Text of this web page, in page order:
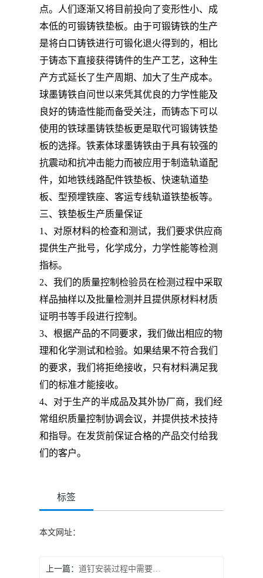
点。人们逐渐又将目前投向了变形性小、成
本低的可锻铸铁垫板。由于可锻铸铁的生产
是将白口铸铁进行可锻化退火得到的，相比
于铸态下直接获得铸件的生产工艺，这种生
产方式延长了生产周期、加大了生产成本。
球墨铸铁自问世以来凭其优良的力学性能及
良好的铸造性能而备受关注，而铸态下可以
使用的铁球墨铸铁垫板更是取代可锻铸铁垫
板的选择。铁素体球墨铸铁由于具有较强的
抗震动和抗冲击能力而被应用于制造轨道配
件，如地铁线路配件铁垫板、快速轨道垫
板、型预埋铁座、客运专线轨道铁垫板等。
三、铁垫板生产质量保证
1、对原材料的检查和测试，我们要求供应商
提供生产批号，化学成分，力学性能等检测
指标。
2、我们的质量控制检验员在检测过程中采取
样品抽样以及批量检测并且提供原材料材质
证明书等手段进行控制。
3、根据产品的不同要求，我们做出相应的物
理和化学测试和检验。如果结果不符合我们
的要求，我们将拒绝接收，只有材料满足我
们的标准才能接收。
4、对于生产的半成品及其外协厂商，我们经
常组织质量控制协调会议，并提供技术技持
和指导。在发货前保证合格的产品交付给我
们的客户。
标签
本文网址：
上一篇： 道钉安装过程中需要注意的问题